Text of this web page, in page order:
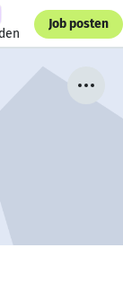
Job posten